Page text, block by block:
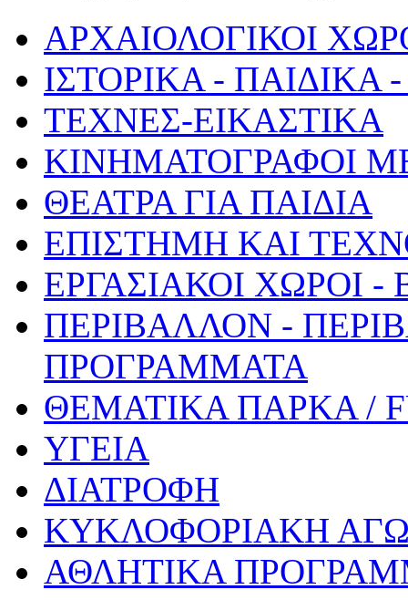
ΑΡΧΑΙΟΛΟΓΙΚΟΙ
ΙΣΤΟΡΙΚΑ -
ΤΕΧΝΕΣ-ΕΙΚΑΣΤΙΚΑ
ΚΙΝΗΜΑΤΟΓΡΑΦΟΙ
ΘΕΑΤΡΑ ΓΙΑ ΠΑΙΔΙΑ
ΕΠΙΣΤΗΜΗ ΚΑΙ
ΕΡΓΑΣΙΑΚΟΙ ΧΩΡΟΙ
ΠΕΡΙΒΑΛΛΟΝ -
ΠΡΟΓΡΑΜΜΑΤΑ
ΘΕΜΑΤΙΚΑ ΠΑΡΚΑ /
ΥΓΕΙΑ
ΔΙΑΤΡΟΦΗ
ΚΥΚΛΟΦΟΡΙΑΚΗ
ΑΘΛΗΤΙΚΑ